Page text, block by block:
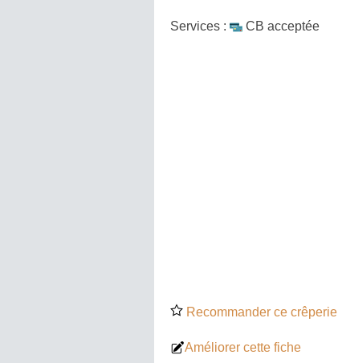
Services : CB acceptée
Recommander ce crêperie
Améliorer cette fiche